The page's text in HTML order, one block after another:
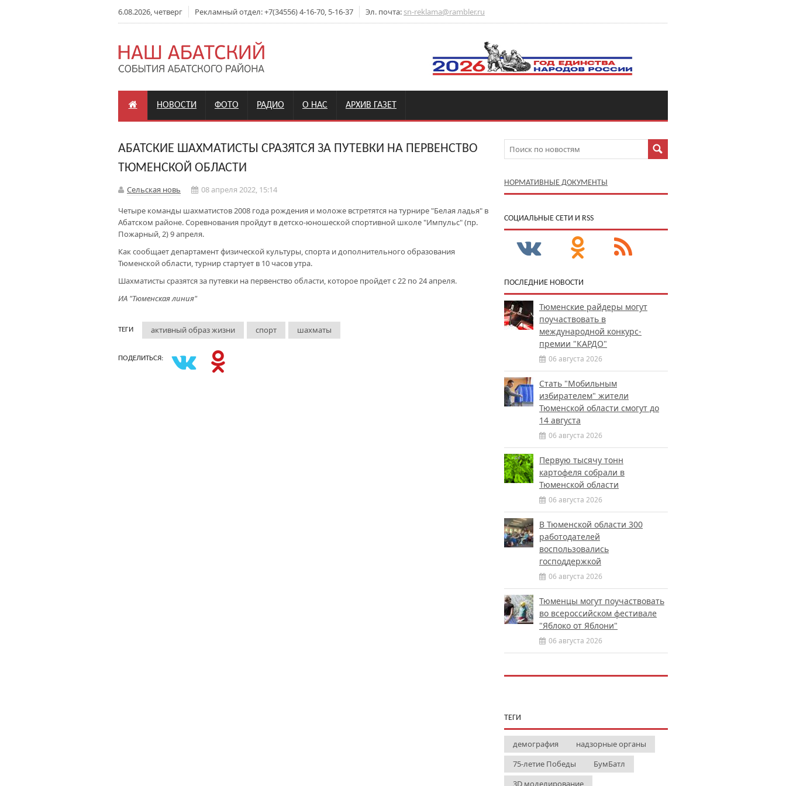
6.08.2026, четверг Рекламный отдел: +7(34556) 4-16-70, 5-16-37 Эл. почта: sn-reklama@rambler.ru
НОВОСТИ ФОТО РАДИО О НАС АРХИВ ГАЗЕТ
АБАТСКИЕ ШАХМАТИСТЫ СРАЗЯТСЯ ЗА ПУТЕВКИ НА ПЕРВЕНСТВО
ТЮМЕНСКОЙ ОБЛАСТИ
Сельская новь
08 апреля 2022, 15:14
Четыре команды шахматистов 2008 года рождения и моложе встретятся на турнире "Белая ладья" в
Абатском районе. Соревнования пройдут в детско-юношеской спортивной школе "Импульс" (пр.
Пожарный, 2) 9 апреля.
Как сообщает департамент физической культуры, спорта и дополнительного образования
Тюменской области, турнир стартует в 10 часов утра.
Шахматисты сразятся за путевки на первенство области, которое пройдет с 22 по 24 апреля.
ИА "Тюменская линия"
ТЕГИ активный образ жизни спорт шахматы
ПОДЕЛИТЬСЯ:
НОРМАТИВНЫЕ ДОКУМЕНТЫ
CОЦИАЛЬНЫЕ СЕТИ И RSS
ПОСЛЕДНИЕ НОВОСТИ
Тюменские райдеры могут
поучаствовать в
международной конкурс-
премии "КАРДО"
06 августа 2026
Стать "Мобильным
избирателем" жители
Тюменской области смогут до
14 августа
06 августа 2026
Первую тысячу тонн
картофеля собрали в
Тюменской области
06 августа 2026
В Тюменской области 300
работодателей
воспользовались
господдержкой
06 августа 2026
Тюменцы могут поучаствовать
во всероссийском фестивале
"Яблоко от Яблони"
06 августа 2026
ТЕГИ
демография
надзорные органы
75-летие Победы
БумБатл
3D моделирование